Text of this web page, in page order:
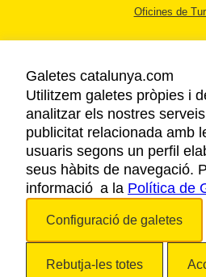
Oficines de
AVÍS LEGAL
POLÍTICA DE
COOKIES
Galetes catalunya.com
Utilitzem galetes pròpies i
analitzar els nostres
publicitat relacionada amb
usuaris segons un perfil
seus hàbits de navegació.
informació a la Política de
Configuració de galetes
Rebutja-les totes